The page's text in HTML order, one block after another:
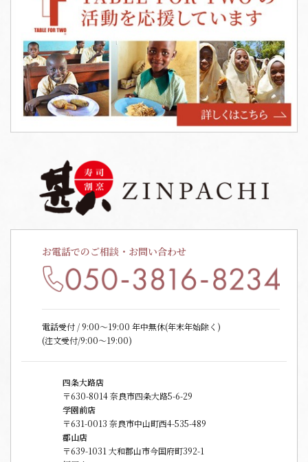
お電話でのご相談・お問い合わせ
電話受付 / 9:00〜19:00 年中無休(年末年始除く)
(注文受付/9:00～19:00)
四条大路店
〒630-8014 奈良市四条大路5-6-29
学園前店
〒631-0013 奈良市中山町西4-535-489
郡山店
〒639-1031 大和郡山市今国府町392-1